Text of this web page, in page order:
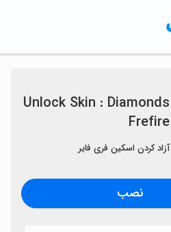
Unlock Skin : Diamonds
Frefire
آزاد کردن اسکین فری فایر
نصب